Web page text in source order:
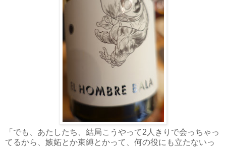
「でも、あたしたち、結局こうやって2人きりで会っちゃっ
てるから、嫉妬とか束縛とかって、何の役にも立たないっ